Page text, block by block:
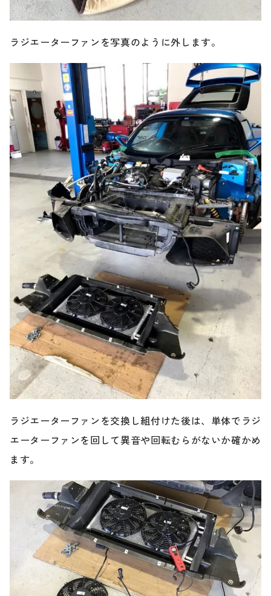
ラジエーターファンを写真のように外します。
ラジエーターファンを交換し組付けた後は、単体でラジ
エーターファンを回して異音や回転むらがないか確かめ
ます。